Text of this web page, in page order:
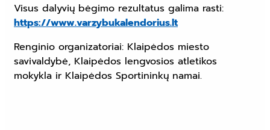
Visus dalyvių bėgimo rezultatus galima rasti:
https://www.varzybukalendorius.lt
Renginio organizatoriai: Klaipėdos miesto
savivaldybė, Klaipėdos lengvosios atletikos
mokykla ir Klaipėdos Sportininkų namai.